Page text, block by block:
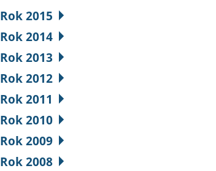
Rok 2015
Rok 2014
Rok 2013
Rok 2012
Rok 2011
Rok 2010
Rok 2009
Rok 2008